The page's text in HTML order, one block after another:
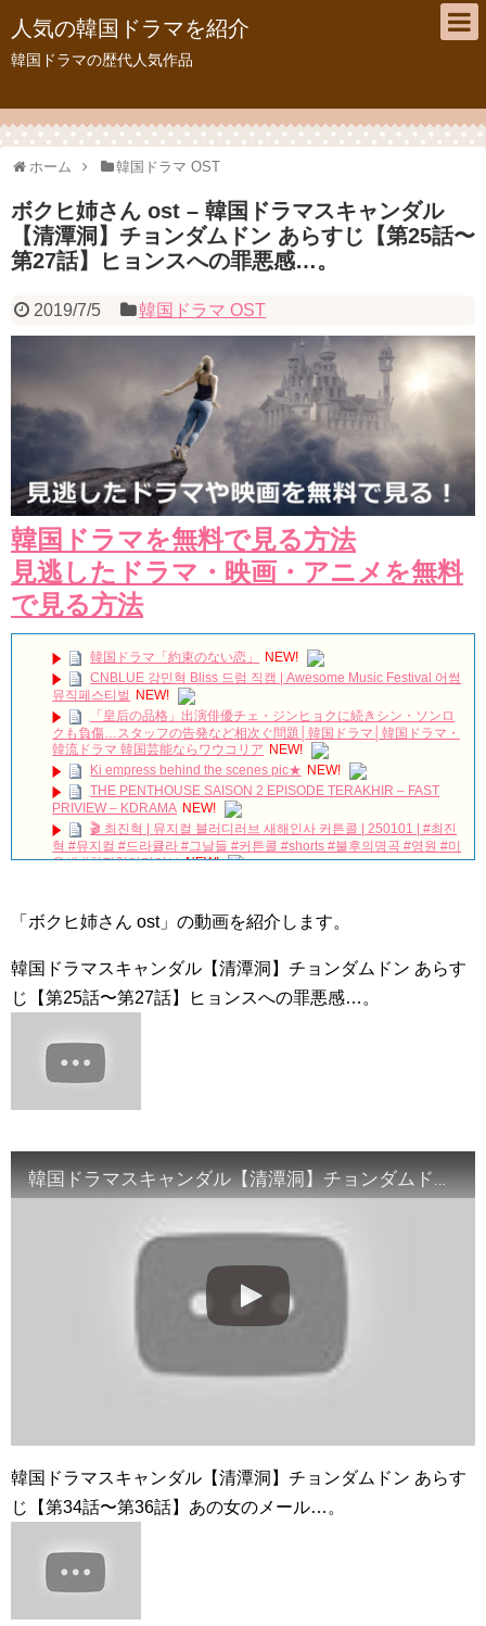
人気の韓国ドラマを紹介
韓国ドラマの歴代人気作品
ホーム 韓国ドラマ OST
ボクヒ姉さん ost – 韓国ドラマスキャンダル
【清潭洞】チョンダムドン あらすじ【第25話〜
第27話】ヒョンスへの罪悪感…。
2019/7/5 韓国ドラマ OST
韓国ドラマを無料で見る方法
見逃したドラマ・映画・アニメを無料
で見る方法
韓国ドラマ「約束のない恋」
NEW!
CNBLUE 강민혁 Bliss 드럼 직캠 | Awesome Music Festival 어썸
뮤직페스티벌 NEW!
「皇后の品格」出演俳優チェ・ジンヒョクに続きシン・ソンロ
クも負傷…スタッフの告発など相次ぐ問題│韓国ドラマ│韓国ドラマ・
韓流ドラマ 韓国芸能ならワウコリア NEW!
Ki empress behind the scenes pic★ NEW!
THE PENTHOUSE SAISON 2 EPISODE TERAKHIR – FAST
PRIVIEW – KDRAMA NEW!
🎬 최진혁 | 뮤지컬 블러디러브 새해인사 커튼콜 | 250101 | #최진
혁 #뮤지컬 #드라큘라 #그날들 #커튼콜 #shorts #불후의명곡 #영원 #미
우새 #최진혁아카이브 NEW!
【仰天☆偉人の迷言】ソン・ジェリム（闇深い韓国芸能界と人
【ぷちナビ】『ペントハウス』 │ いよいよ10月5日（木）シー
ズン２も見放題配信決定！
NEW!
【年収バレる】一発のギャラ最高額を聞いて徐々に増やす【第
二弾】 NEW!
味とは？韓国俳優の突然の別れ
ユン・シユン＆イ・ユヨン主演「親愛なる判事様」視聴率7.8％
「違う（ちがう）・異なる」を韓国語では？「다르다（タル
について
「退屈だ・暇だ」を韓国語では？「심심하다（シムシマダ）」
の意味・使い方について
yoon kyun sang
HSF(126)-윤균상 서울숲 벤치 (YUN Kyunsang)(4)September::
Healing in Seoul Forest (서울숲)
ユン・ギュンサン主演「潜入弁護人」第1回特別公開！
언니&#39; (ft. 도여니의 학창시절) | 편 먹고 갈래요? 밥블레스유 2
bobblessyou2 EP.18
九尾狐外伝 メイキング03 ハン・イェスル
チョ・ヒョンジェ 조현재 九尾狐外伝 制作発表会
キム・テヒの弟イ・ワン♥イ・ボミ、今日（28日）結婚……
「ライフ・ オン・ マーズ」2019年11月2日TSUTAYAにて先行
レンタル開始！
Jin-Crash Landing On You/ヒョンビン❤️ソンイェジン / エンジョイ❕
「ボクヒ姉さん ost」の動画を紹介します。
韓国ドラマスキャンダル【清潭洞】チョンダムドン あらす
じ【第25話〜第27話】ヒョンスへの罪悪感…。
韓国ドラマスキャンダル【清潭洞】チョンダムドン あらすじ【第25話〜第27話】ヒョンスへの罪悪感…。
韓国ドラマスキャンダル【清潭洞】チョンダムドン あらす
じ【第34話〜第36話】あの女のメール…。